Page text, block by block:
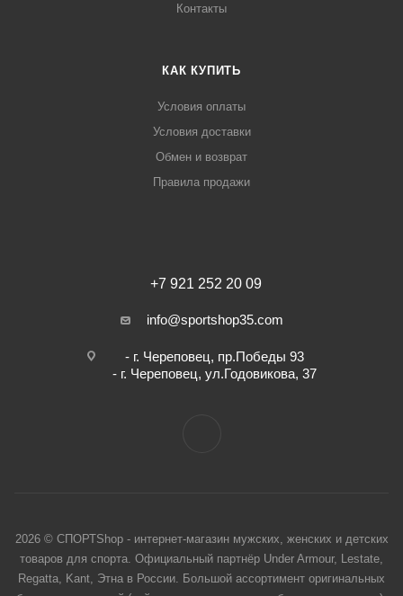
Контакты
КАК КУПИТЬ
Условия оплаты
Условия доставки
Обмен и возврат
Правила продажи
+7 921 252 20 09
info@sportshop35.com
- г. Череповец, пр.Победы 93
- г. Череповец, ул.Годовикова, 37
2026 © СПОРТShop - интернет-магазин мужских, женских и детских
товаров для спорта. Официальный партнёр Under Armour, Lestate,
Regatta, Kant, Этна в России. Большой ассортимент оригинальных